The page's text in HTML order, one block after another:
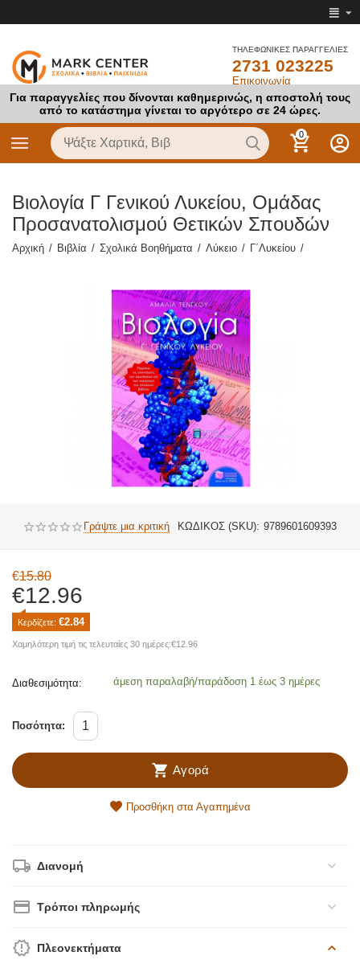
ΤΗΛΕΦΩΝΙΚΕΣ ΠΑΡΑΓΓΕΛΙΕΣ
2731 023225
Επικοινωνία
Για παραγγελίες που δίνονται καθημερινώς, η αποστολή τους
από το κατάστημα γίνεται το αργότερο σε 24 ώρες.
0
Βιολογία Γ Γενικού Λυκείου, Ομάδας
Προσανατολισμού Θετικών Σπουδών
Αρχική / Βιβλία / Σχολικά Βοηθήματα / Λύκειο / Γ΄Λυκείου /
Γράψτε μια κριτική ΚΩΔΙΚΟΣ (SKU): 9789601609393
€15.80
€12.96
Κερδίζετε: €2.84
Χαμηλότερη τιμή τις τελευταίες 30 ημέρες:€12.96
Διαθεσιμότητα: άμεση παραλαβή/παράδοση 1 έως 3 ημέρες
Ποσότητα:
Αγορά
Προσθήκη στα Αγαπημένα
Διανομή
Τρόποι πληρωμής
Πλεονεκτήματα